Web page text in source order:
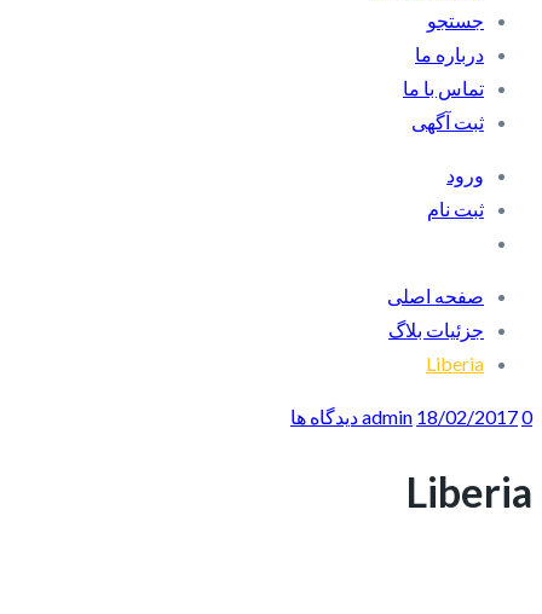
جستجو
درباره ما
تماس با ما
ثبت آگهی
ورود
ثبت نام
صفحه اصلی
جزئیات بلاگ
Liberia
admin 18/02/20170 دیدگاه ها
Liberia